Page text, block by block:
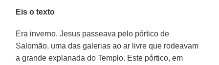
Eis o texto
Era inverno. Jesus passeava pelo pórtico de
Salomão, uma das galerias ao ar livre que rodeavam
a grande explanada do Templo. Este pórtico, em